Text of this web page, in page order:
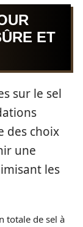
ET
sur le sel
des choix
une
les
totale de sel à